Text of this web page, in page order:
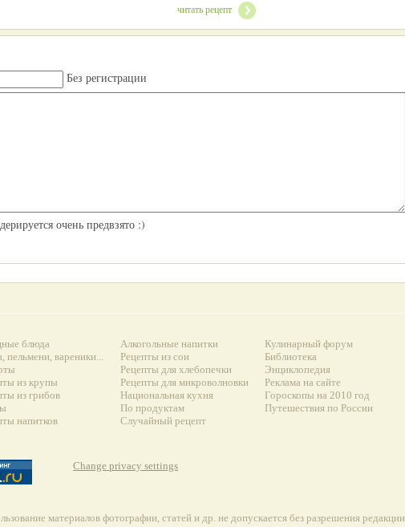
читать рецепт
Без регистрации
очень предвзято :)
блюда
пельмени, вареники...
из крупы
из грибов
напитков
Алкогольные напитки
Рецепты из сои
Рецепты для хлебопечки
Рецепты для микроволновки
Национальная кухня
По продуктам
Случайный рецепт
Кулинарный форум
Библиотека
Энциклопедия
Реклама на сайте
Гороскопы на 2010 год
Путешествия по России
Change privacy settings
материалов фотографии, статей и др. не допускается без разрешения редакции